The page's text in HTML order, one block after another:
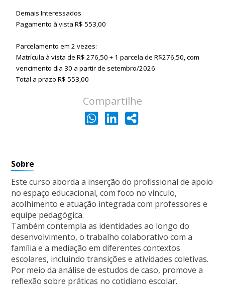
Sobre
Este curso aborda a inserção do profissional de apoio
no espaço educacional, com foco no vínculo,
acolhimento e atuação integrada com professores e
equipe pedagógica.
Também contempla as identidades ao longo do
desenvolvimento, o trabalho colaborativo com a
família e a mediação em diferentes contextos
escolares, incluindo transições e atividades coletivas.
Por meio da análise de estudos de caso, promove a
reflexão sobre práticas no cotidiano escolar.
Demais Interessados
Pagamento à vista R$ 553,00
Parcelamento em 2 vezes:
Matrícula à vista de R$ 276,50 + 1 parcela de R$276,50, com
vencimento dia 30 a partir de setembro/2026
Total a prazo R$ 553,00
Compartilhe